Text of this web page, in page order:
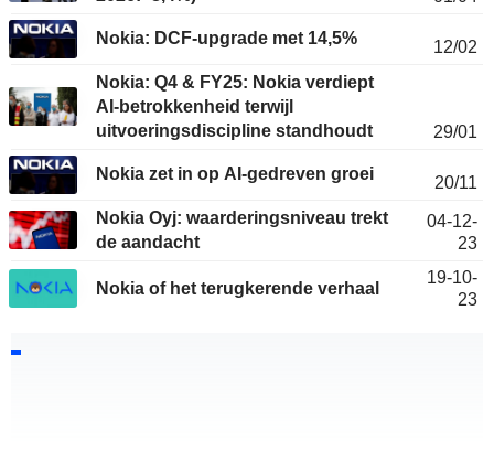
Nokia: DCF-upgrade met 14,5%
12/02
Nokia: Q4 & FY25: Nokia verdiept
AI-betrokkenheid terwijl
uitvoeringsdiscipline standhoudt
29/01
Nokia zet in op AI-gedreven groei
20/11
Nokia Oyj: waarderingsniveau trekt
de aandacht
04-12-
23
Nokia of het terugkerende verhaal
19-10-
23